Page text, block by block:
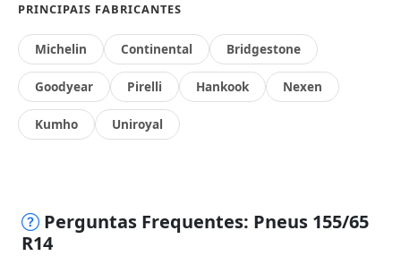
PRINCIPAIS FABRICANTES
Michelin Continental Bridgestone
Goodyear Pirelli Hankook Nexen
Kumho Uniroyal
Perguntas Frequentes: Pneus 155/65
R14